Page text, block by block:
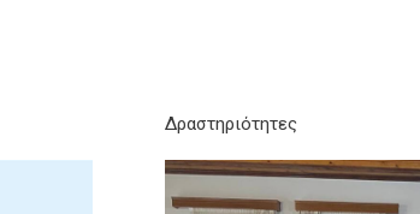
Δραστηριότητες